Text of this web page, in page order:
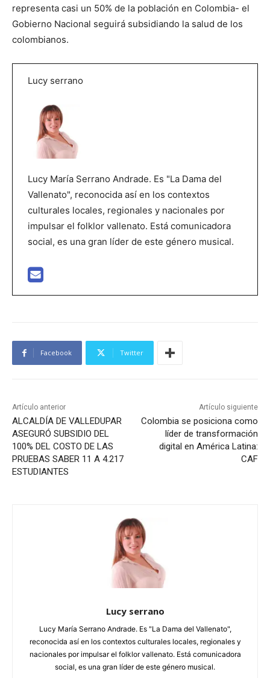
representa casi un 50% de la población en Colombia- el
Gobierno Nacional seguirá subsidiando la salud de los
colombianos.
Lucy serrano
Lucy María Serrano Andrade. Es "La Dama del
Vallenato", reconocida así en los contextos
culturales locales, regionales y nacionales por
impulsar el folklor vallenato. Está comunicadora
social, es una gran líder de este género musical.
Facebook Twitter
Artículo anterior
ALCALDÍA DE VALLEDUPAR
ASEGURÓ SUBSIDIO DEL
100% DEL COSTO DE LAS
PRUEBAS SABER 11 A 4.217
ESTUDIANTES
Artículo siguiente
Colombia se posiciona como
líder de transformación
digital en América Latina:
CAF
Lucy serrano
Lucy María Serrano Andrade. Es "La Dama del Vallenato",
reconocida así en los contextos culturales locales, regionales y
nacionales por impulsar el folklor vallenato. Está comunicadora
social, es una gran líder de este género musical.